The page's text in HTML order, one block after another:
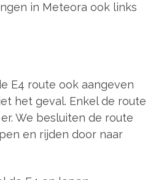
in Meteora ook links
E4 route ook aangeven
het geval. Enkel de route
We besluiten de route
en rijden door naar